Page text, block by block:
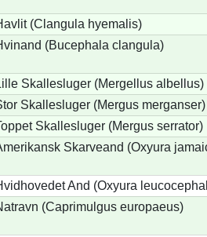
(Clangula hyemalis)
(Bucephala clangula)
Skallesluger (Mergellus albellus)
Skallesluger (Mergus merganser)
Skallesluger (Mergus serrator)
Skarveand (Oxyura
And (Oxyura
(Caprimulgus europaeus)